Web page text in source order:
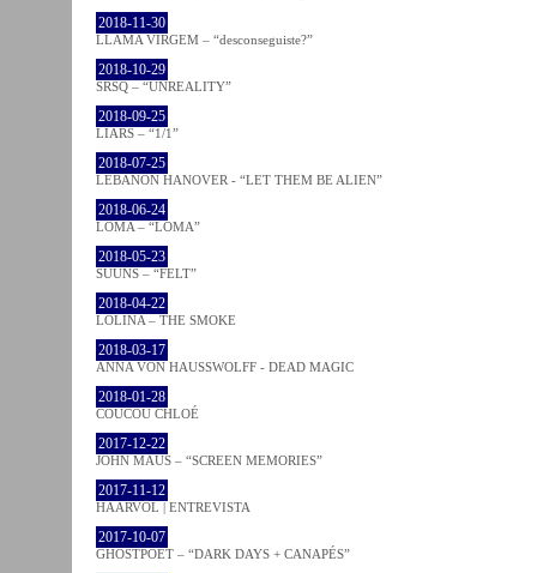
2018-11-30
LLAMA VIRGEM – “desconseguiste?”
2018-10-29
SRSQ – “UNREALITY”
2018-09-25
LIARS – “1/1”
2018-07-25
LEBANON HANOVER - “LET THEM BE ALIEN”
2018-06-24
LOMA – “LOMA”
2018-05-23
SUUNS – “FELT”
2018-04-22
LOLINA – THE SMOKE
2018-03-17
ANNA VON HAUSSWOLFF - DEAD MAGIC
2018-01-28
COUCOU CHLOÉ
2017-12-22
JOHN MAUS – “SCREEN MEMORIES”
2017-11-12
HAARVÖL | ENTREVISTA
2017-10-07
GHOSTPOET – “DARK DAYS + CANAPÉS”